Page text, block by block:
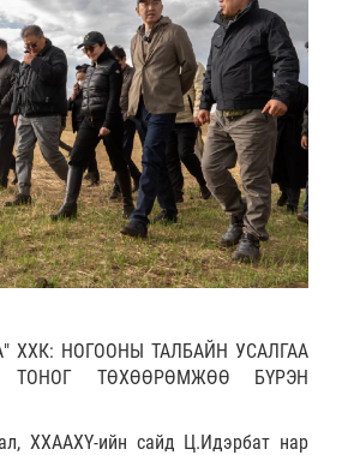
ХХК: НОГООНЫ ТАЛБАЙН УСАЛГАА
ТӨХӨӨРӨМЖӨӨ БҮРЭН
ХХААХҮ-ийн сайд Ц.Идэрбат нар